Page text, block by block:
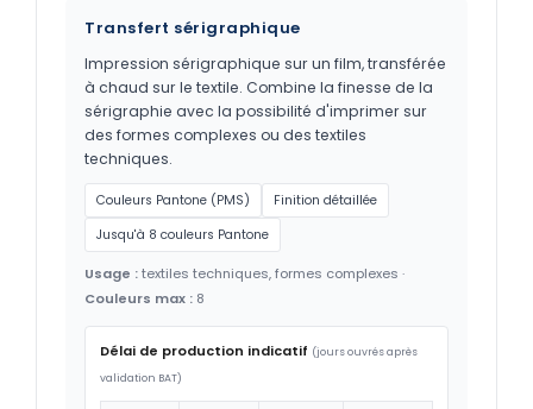
Transfert sérigraphique
Impression sérigraphique sur un film, transférée
à chaud sur le textile. Combine la finesse de la
sérigraphie avec la possibilité d'imprimer sur
des formes complexes ou des textiles
techniques.
Couleurs Pantone (PMS)
Finition détaillée
Jusqu'à 8 couleurs Pantone
Usage :textiles techniques, formes complexes ·
Couleurs max : 8
Délai de production indicatif (jours ouvrés après
validation BAT)